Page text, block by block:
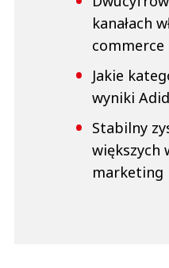
kanałach
commerce
Jakie
wyniki
Stabilny
większych
marketing